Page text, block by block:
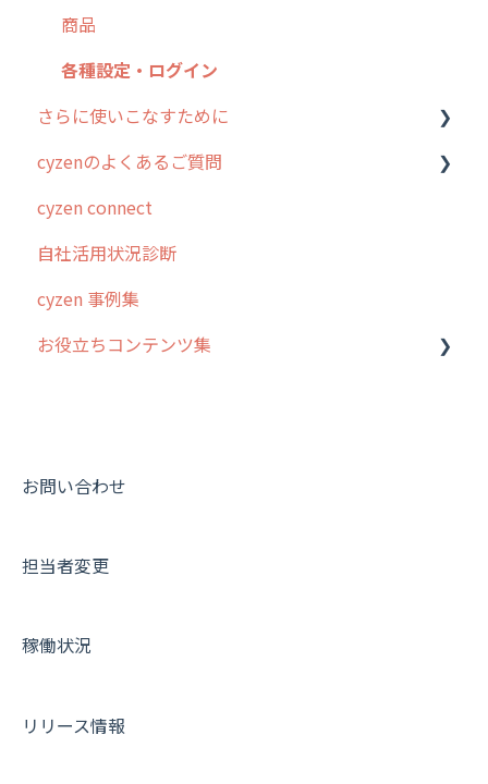
商品
各種設定・その他
お知らせ
設定
商品
各種設定・ログイン
さらに使いこなすために
はじめに
スポット・ステータス関連オプション
交通費自動計算
安全走行支援
写真管理・高画質化
その他オプション
契約・その他
cyzenのよくあるご質問
ログインについて
グループ・ユーザーについて
GPS・位置情報 について
ルート自動記録 について
報告書について
メンバー画面について
cyzen connect
自社活用状況診断
cyzen 事例集
お役立ちコンテンツ集
動画集：共通
お問い合わせ
担当者変更
稼働状況
リリース情報